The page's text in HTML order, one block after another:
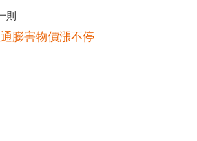
則
膨害物價漲不停